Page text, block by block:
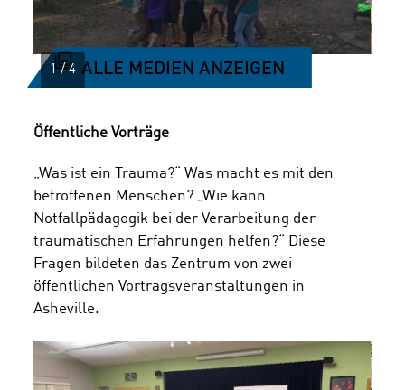
ALLE MEDIEN ANZEIGEN
Öffentliche Vorträge
„Was ist ein Trauma?“ Was macht es mit den
betroffenen Menschen? „Wie kann
Notfallpädagogik bei der Verarbeitung der
traumatischen Erfahrungen helfen?“ Diese
Fragen bildeten das Zentrum von zwei
öffentlichen Vortragsveranstaltungen in
Asheville.